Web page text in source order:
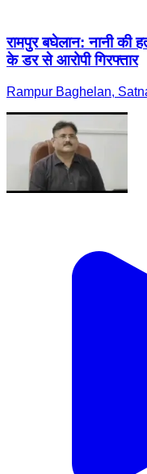
रामपुर बघेलान: नानी की
के डर से आरोपी गिरफ्तार
Rampur Baghelan,